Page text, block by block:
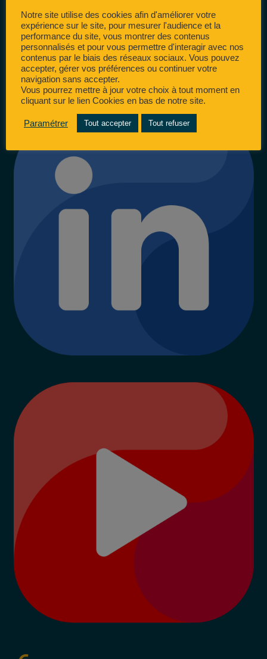
Notre site utilise des cookies afin d'améliorer votre
expérience sur le site, pour mesurer l'audience et la
performance du site, vous montrer des contenus
personnalisés et pour vous permettre d'interagir avec nos
contenus par le biais des réseaux sociaux. Vous pouvez
accepter, gérer vos préférences ou continuer votre
navigation sans accepter.
Vous pourrez mettre à jour votre choix à tout moment en
cliquant sur le lien Cookies en bas de notre site.
Paramétrer Tout accepter Tout refuser